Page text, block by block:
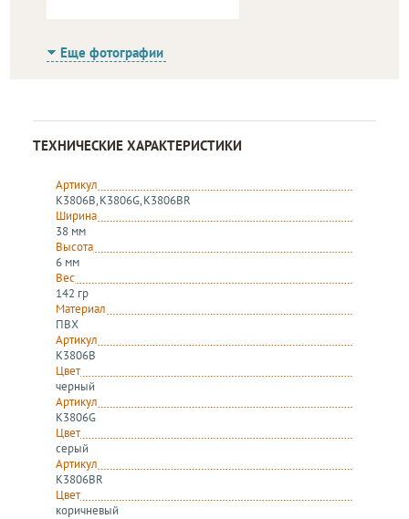
Еще фотографии
ТЕХНИЧЕСКИЕ ХАРАКТЕРИСТИКИ
Артикул
K3806B, K3806G, K3806BR
Ширина
38 мм
Высота
6 мм
Вес
142 гр
Материал
ПВХ
Артикул
K3806B
Цвет
черный
Артикул
K3806G
Цвет
серый
Артикул
K3806BR
Цвет
коричневый